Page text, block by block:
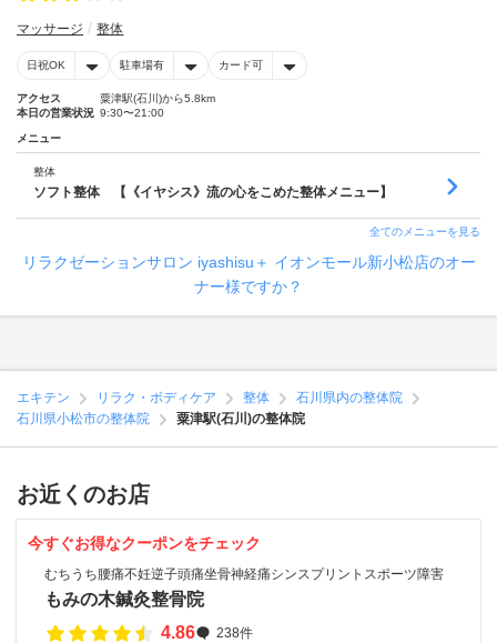
マッサージ 整体
日祝OK 駐車場有 カード可
アクセス
粟津駅(石川)から5.8km
本日の営業状況 9:30〜21:00
メニュー
整体
ソフト整体 【《イヤシス》流の心をこめた整体メニュー】
全てのメニューを見る
リラクゼーションサロン iyashisu＋ イオンモール新小松店のオー
ナー様ですか？
エキテン リラク・ボディケア 整体
石川県内の整体院
石川県小松市の整体院
粟津駅(石川)の整体院
お近くのお店
今すぐお得なクーポンをチェック
むちうち腰痛不妊逆子頭痛坐骨神経痛シンスプリントスポーツ障害
もみの木鍼灸整骨院
4.86
238件